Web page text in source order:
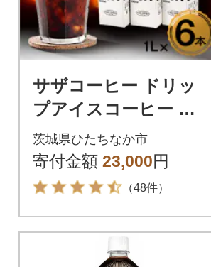
サザコーヒー ドリッ
プアイスコーヒー 無
糖 6本セット(201032)
茨城県ひたちなか市
寄付金額 23,000円
（48件）